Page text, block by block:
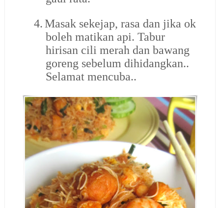
4.Masak sekejap, rasa dan jika ok
boleh matikan api. Tabur
hirisan cili merah dan bawang
goreng sebelum dihidangkan..
Selamat mencuba..